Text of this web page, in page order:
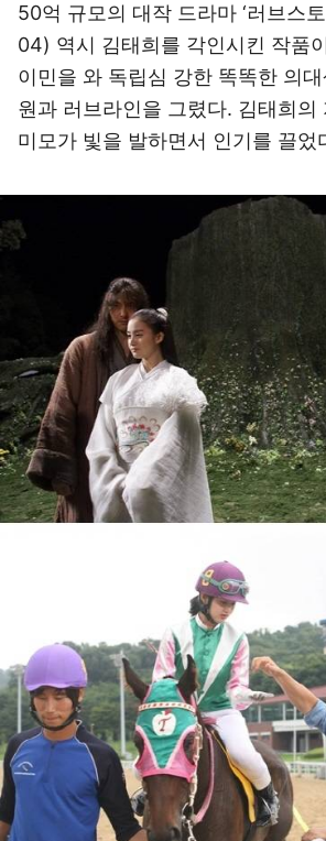
50억 규모의 대작 드라마 ‘러브스
04) 역시 김태희를 각인시킨 작품
이민을 와 독립심 강한 똑똑한 의
원과 러브라인을 그렸다. 김태희의
미모가 빛을 발하면서 인기를 끌었